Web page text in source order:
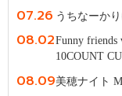
07.26 うちなーか
08.02Funny
10COUNT
08.09美穂ナイト